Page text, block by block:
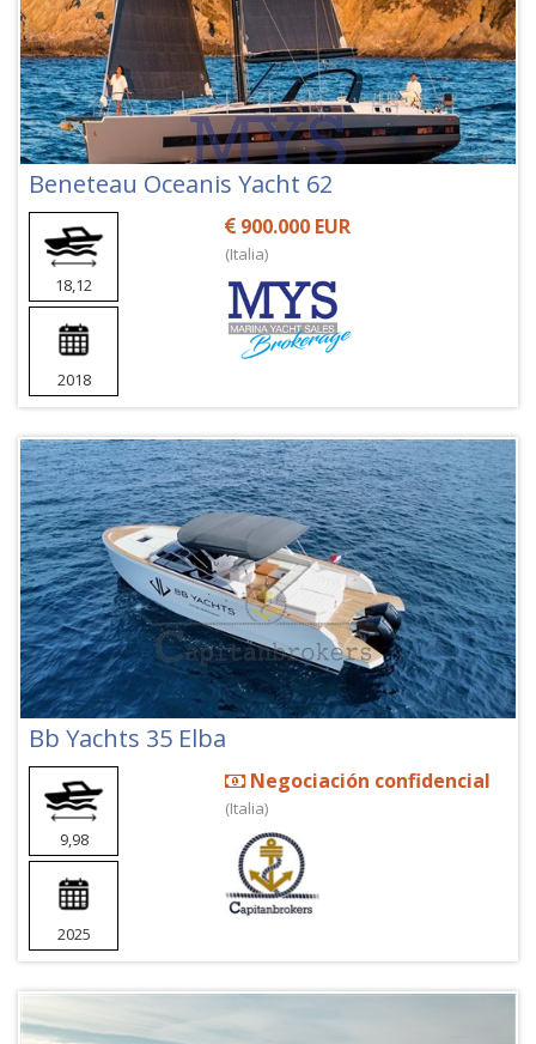
Beneteau Oceanis Yacht 62
18,12
2018
900.000 EUR
(Italia)
Bb Yachts 35 Elba
9,98
2025
Negociación confidencial
(Italia)